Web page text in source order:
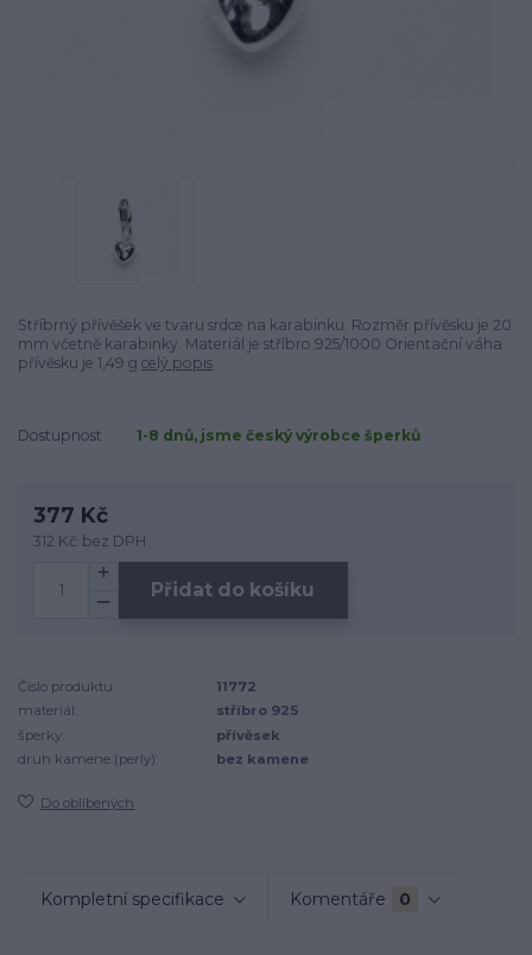
Stříbrný přívěšek ve tvaru srdce na karabinku. Rozměr přívěsku je 20
mm včetně karabinky. Materiál je stříbro 925/1000 Orientační váha
přívěsku je 1,49 g celý popis
Dostupnost 1-8 dnů, jsme český výrobce šperků
377 Kč
312 Kč bez DPH
Přidat do košíku
Číslo produktu:
11772
materiál:
stříbro 925
šperky:
přívěsek
druh kamene (perly):
bez kamene
Do oblíbených
Kompletní specifikace Komentáře 0